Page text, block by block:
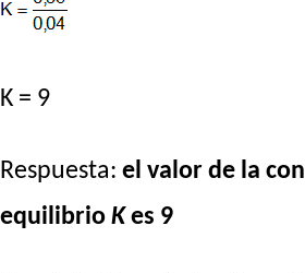
K = 9
Respuesta: el valor de la
equilibrio K es 9